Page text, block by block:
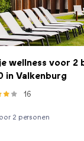
wellness voor 2
in Valkenburg
16
2 personen